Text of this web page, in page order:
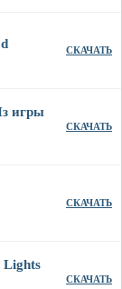
СКАЧАТЬ
игры
СКАЧАТЬ
СКАЧАТЬ
Lights
СКАЧАТЬ